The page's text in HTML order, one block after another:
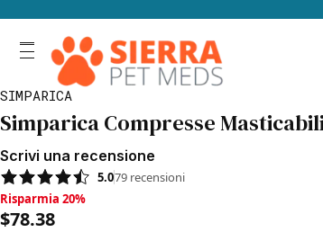
SIMPARICA
Simparica Compresse
Scrivi una recensione
5.079 recensioni
Risparmia 20%, $78.38
Risparmia 20%
$78.38